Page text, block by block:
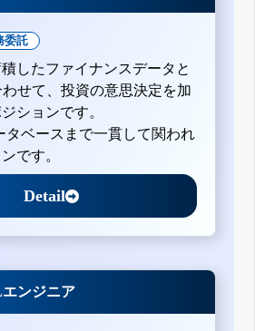
委託
したファイナンスデータと
せて、投資の意思決定を加
ションです。
タベースまで一貫して関われ
です。
Detail
ンジニア